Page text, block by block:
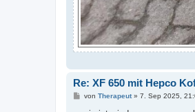
Re: XF 650 mit Hepco
Bvon Therapeut» 7. Sep 2025,